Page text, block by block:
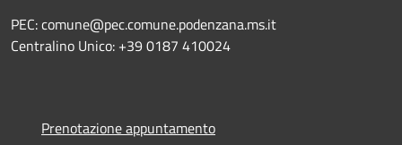
PEC: comune@pec.comune.podenzana.ms.it
Centralino Unico: +39 0187 410024
Prenotazione appuntamento